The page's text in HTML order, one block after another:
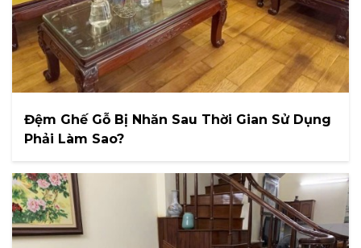
Đệm Ghế Gỗ Bị Nhăn Sau Thời Gian Sử Dụng
Phải Làm Sao?